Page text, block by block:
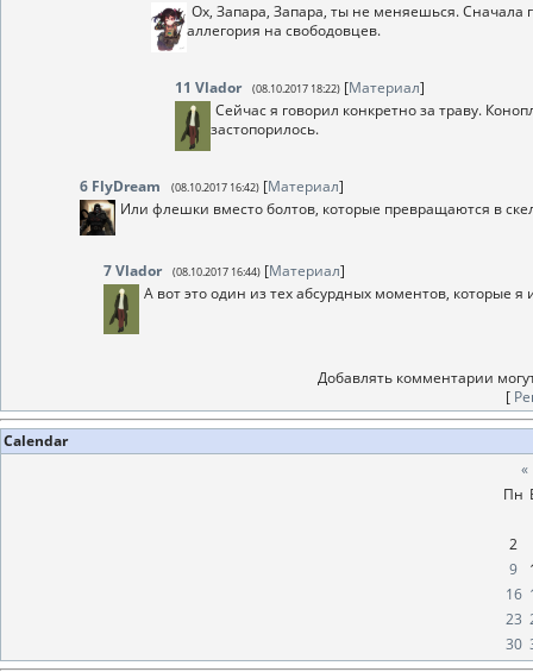
Ох, Запара, Запара, ты не меняешься. Сначала
аллегория на свободовцев.
11 Vlador (08.10.2017 18:22) [Материал]
Сейчас я говорил конкретно за траву.
застопорилось.
6 FlyDream (08.10.2017 16:42) [Материал]
Или флешки вместо болтов, которые превращаются в
7Vlador (08.10.2017 16:44) [Материал]
А вот это один из тех абсурдных моментов, которые
Добавлять комментарии
[
Calendar
«
Пн
2
9
16
23
30